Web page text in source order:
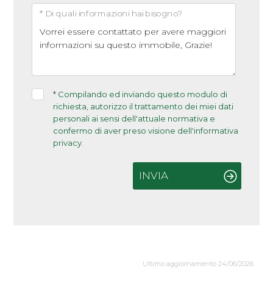
* Di quali informazioni hai bisogno?
* Compilando ed inviando questo modulo di
richiesta, autorizzo il trattamento dei miei dati
personali ai sensi dell'attuale normativa e
confermo di aver preso visione dell'informativa
privacy.
INVIA
Ultimo aggiornamento 24/06/2026